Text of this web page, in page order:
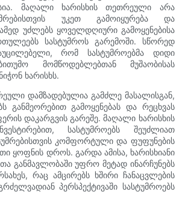
მაღალი ხარისხის თეთრეული არა
უკეთ გამოიყურება და
უძლებს ყოველდღიური გამოყენებისა
სასტუმროს გარემოში. სწორედ
რომ სასტუმროებმა დიდი
მომწოდებლებთან მუშაობისას
ხარისხს.
დამზადებულია გამძლე მასალისგან,
განმეორებით გამოყენებას და რეცხვას
დაკარგვის გარეშე. მაღალი ხარისხის
სასტუმროებს შეუძლიათ
კომფორტული და ფუფუნების
ყოფნის დროს. გარდა ამისა, ხარისხიანი
განმავლობაში უფრო მეტად ინარჩუნებს
რაც ამცირებს ხშირი ჩანაცვლების
პერსპექტივაში სასტუმროებს